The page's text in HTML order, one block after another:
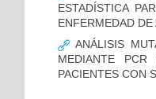
ESTADÍSTICA
ENFERMEDAD
ANÁLISIS
MEDIANTE PCR
PACIENTES CON